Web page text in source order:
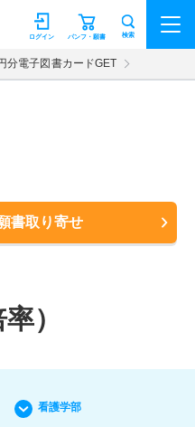
パンフ・願書
ログイン 検索
分電子図書カードGET
書取り寄せ
）
看護学部